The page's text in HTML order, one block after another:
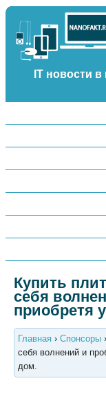
IT новости
Купить
себя
приобретя
Главная › Спонсоры ›
себя волнений и
дом.